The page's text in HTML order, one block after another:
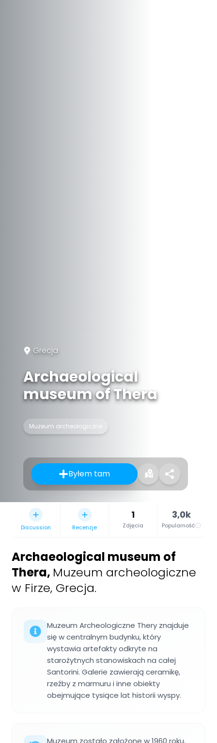
Grecja
Archaeological
museum of Thera
Muzeum archeologiczne
Byłem tam
Discussion Recenzje
1
Zdjęcia
3,0k
Popularność
Archaeological museum of
Thera, Muzeum archeologiczne
w Firze, Grecja.
Muzeum Archeologiczne Thery znajduje
się w centralnym budynku, który
wystawia artefakty odkryte na
starożytnych stanowiskach na całej
Santorini. Galerie zawierają ceramikę,
rzeźby z marmuru i inne obiekty
obejmujące tysiące lat historii wyspy.
Muzeum zostało założone w 1960 roku,